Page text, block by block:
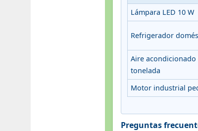
Lámpara LED 10 W
Refrigerador
Aire acondicionado
tonelada
Motor industrial
Preguntas